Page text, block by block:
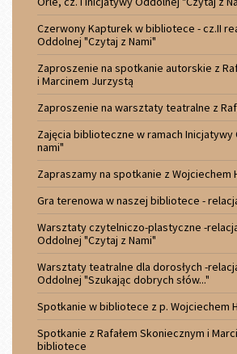
Czerwony Kapturek w bibliotece - cz.II
Oddolnej "Czytaj z Nami"
Zaproszenie na spotkanie autorskie z
i Marcinem Jurzystą
Zaproszenie na warsztaty teatralne z
Zajęcia biblioteczne w ramach
nami"
Zapraszamy na spotkanie z Wojciechem
Gra terenowa w naszej bibliotece -
Warsztaty czytelniczo-plastyczne -
Oddolnej "Czytaj z Nami"
Warsztaty teatralne dla dorosłych -
Oddolnej "Szukając dobrych słów..."
Spotkanie w bibliotece z p. Wojciechem
Spotkanie z Rafałem Skoniecznym i
bibliotece